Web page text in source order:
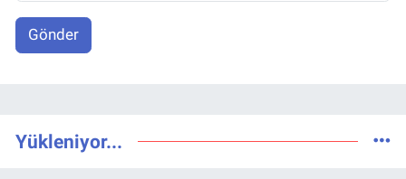
Gönder
Yükleniyor...